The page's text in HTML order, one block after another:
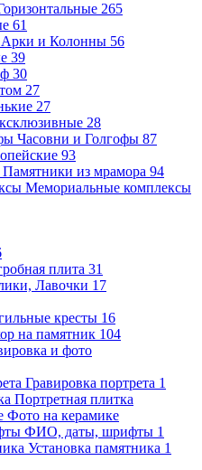
265
61
Арки и Колонны 56
39
30
27
27
28
Часовни и Голгофы 87
93
Памятники из мрамора 94
Мемориальные комплексы
плита 31
Лавочки 17
кресты 16
на памятник 104
и фото
Гравировка портрета 1
Портретная плитка
Фото на керамике
ФИО, даты, шрифты 1
Установка памятника 1